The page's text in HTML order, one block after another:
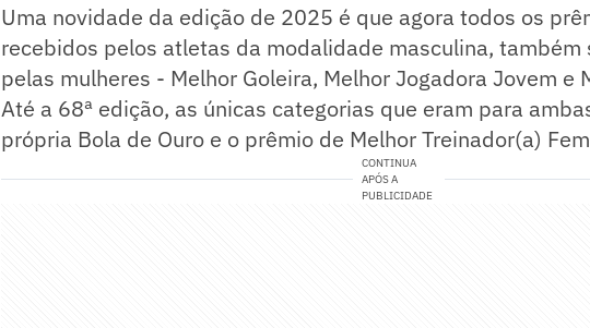
Uma novidade da edição de 2025 é que agora todos os
recebidos pelos atletas da modalidade masculina, também
pelas mulheres - Melhor Goleira, Melhor Jogadora Jovem e
Até a 68ª edição, as únicas categorias que eram para
própria Bola de Ouro e o prêmio de Melhor Treinador(a)
CONTINUA
APÓS A
PUBLICIDADE